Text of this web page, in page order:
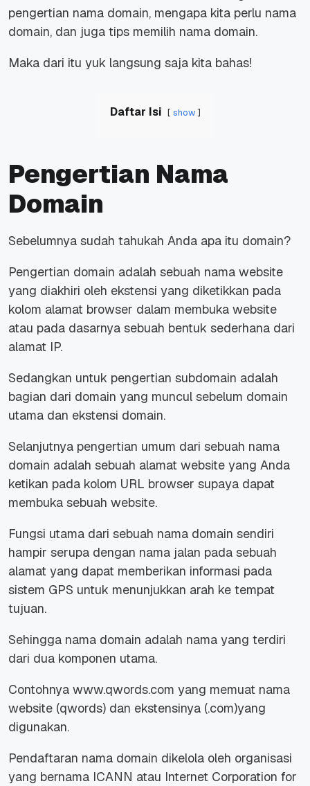
pengertian nama domain, mengapa kita perlu nama
domain, dan juga tips memilih nama domain.
Maka dari itu yuk langsung saja kita bahas!
Daftar Isi show
Pengertian Nama
Domain
Sebelumnya sudah tahukah Anda apa itu domain?
Pengertian domain adalah sebuah nama website
yang diakhiri oleh ekstensi yang diketikkan pada
kolom alamat browser dalam membuka website
atau pada dasarnya sebuah bentuk sederhana dari
alamat IP.
Sedangkan untuk pengertian subdomain adalah
bagian dari domain yang muncul sebelum domain
utama dan ekstensi domain.
Selanjutnya pengertian umum dari sebuah nama
domain adalah sebuah alamat website yang Anda
ketikan pada kolom URL browser supaya dapat
membuka sebuah website.
Fungsi utama dari sebuah nama domain sendiri
hampir serupa dengan nama jalan pada sebuah
alamat yang dapat memberikan informasi pada
sistem GPS untuk menunjukkan arah ke tempat
tujuan.
Sehingga nama domain adalah nama yang terdiri
dari dua komponen utama.
Contohnya www.qwords.com yang memuat nama
website (qwords) dan ekstensinya (.com)yang
digunakan.
Pendaftaran nama domain dikelola oleh organisasi
yang bernama ICANN atau Internet Corporation for